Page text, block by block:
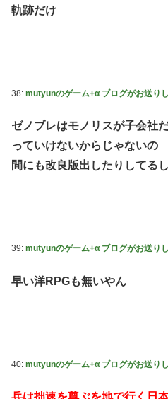
軌跡だけ
38: mutyunのゲーム+α ブログがお送りし
ゼノブレはモノリスが子会社
っていけないからじゃないの
間にも改良版出したりしてるし
39: mutyunのゲーム+α ブログがお送りし
早い洋RPGも無いやん
40: mutyunのゲーム+α ブログがお送りし